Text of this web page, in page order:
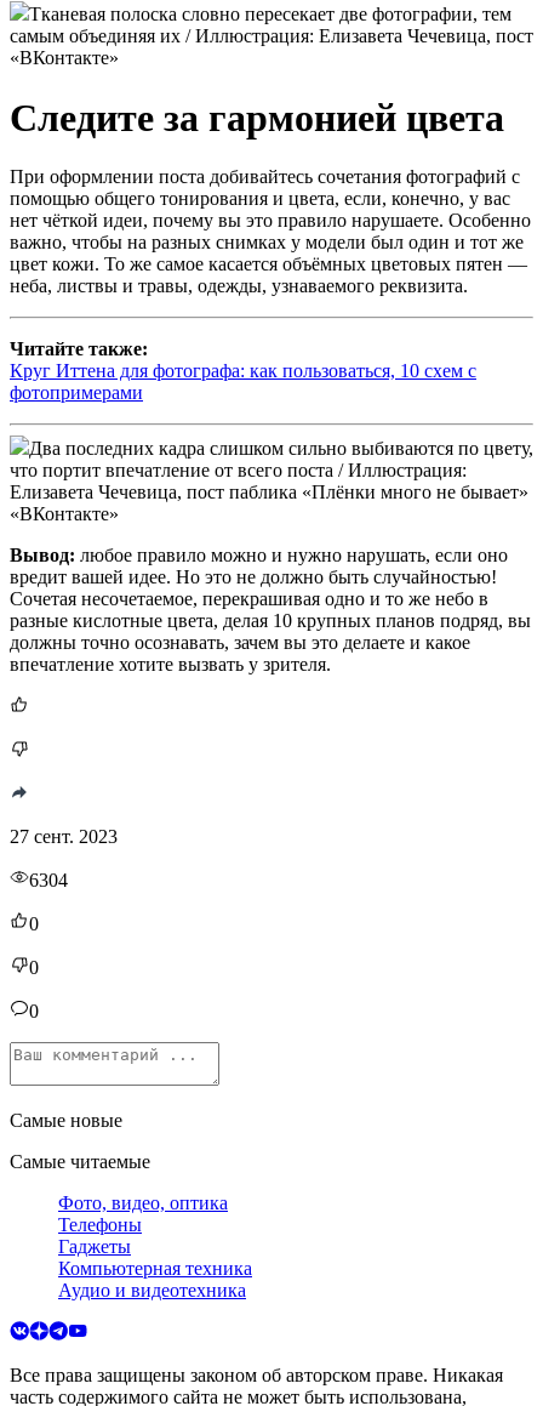
Тканевая полоска словно пересекает две фотографии, тем
самым объединяя их / Иллюстрация: Елизавета Чечевица, пост
«ВКонтакте»
Следите за гармонией цвета
При оформлении поста добивайтесь сочетания фотографий с
помощью общего тонирования и цвета, если, конечно, у вас
нет чёткой идеи, почему вы это правило нарушаете. Особенно
важно, чтобы на разных снимках у модели был один и тот же
цвет кожи. То же самое касается объёмных цветовых пятен —
неба, листвы и травы, одежды, узнаваемого реквизита.
Читайте также:
Круг Иттена для фотографа: как пользоваться, 10 схем с
фотопримерами
Два последних кадра слишком сильно выбиваются по цвету,
что портит впечатление от всего поста / Иллюстрация:
Елизавета Чечевица, пост паблика «Плёнки много не бывает»
«ВКонтакте»
Вывод: любое правило можно и нужно нарушать, если оно
вредит вашей идее. Но это не должно быть случайностью!
Сочетая несочетаемое, перекрашивая одно и то же небо в
разные кислотные цвета, делая 10 крупных планов подряд, вы
должны точно осознавать, зачем вы это делаете и какое
впечатление хотите вызвать у зрителя.
27 сент. 2023
6304
0
0
0
Самые новые
Самые читаемые
Фото, видео, оптика
Телефоны
Гаджеты
Компьютерная техника
Аудио и видеотехника
Все права защищены законом об авторском праве. Никакая
часть содержимого сайта не может быть использована,